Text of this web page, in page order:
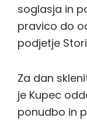
soglasja in
pravico do
podjetje
Za dan
je Kupec
ponudbo in